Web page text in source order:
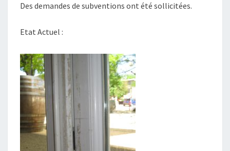
Des demandes de subventions ont été sollicitées.
Etat Actuel :